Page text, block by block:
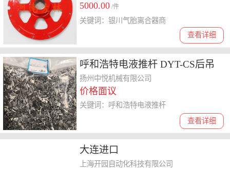
5000.00 /件
查看详细
关键词：银川气胎离合器商
呼和浩特电液推杆 DYT-CS后吊
耳式电液推杆
扬州中悦机械有限公司
价格面议
查看详细
关键词：呼和浩特电液推杆
大连进口
FLSWITCHSF4TX/3FXST电话 上
上海开园自动化科技有限公司